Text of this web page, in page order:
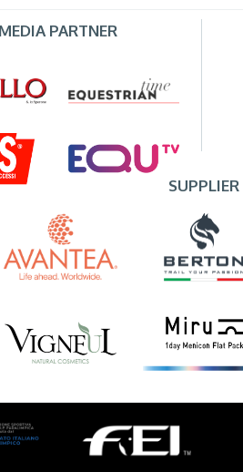
PARTNER
SUPPLIER